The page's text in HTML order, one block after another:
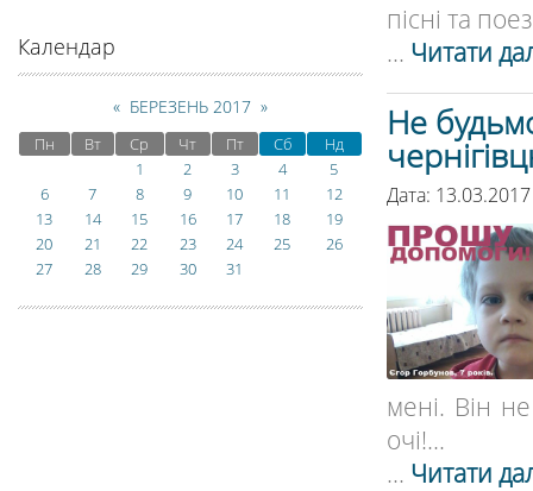
пісні та
... Читати
Не
Дата:
мені. Він
очі!...
... Читати
Календар
« БЕРЕЗЕНЬ 2017 »
Пн Вт Ср Чт Пт Сб
Нд
1
2 3 4
5
6
7 8 9 10 11
12
13
14 15 16 17 18
19
20
21 22 23 24 25
26
27
28 29 30 31